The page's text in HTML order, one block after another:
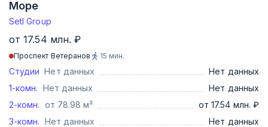
Море
Setl Group
от 17.54 млн. ₽
Проспект Ветеранов 15 мин.
Студии Нет данных
Нет данных
1-комн. Нет данных
Нет данных
2-комн. от 78.98 м²
от 17.54 млн. ₽
3-комн. Нет данных
Нет данных